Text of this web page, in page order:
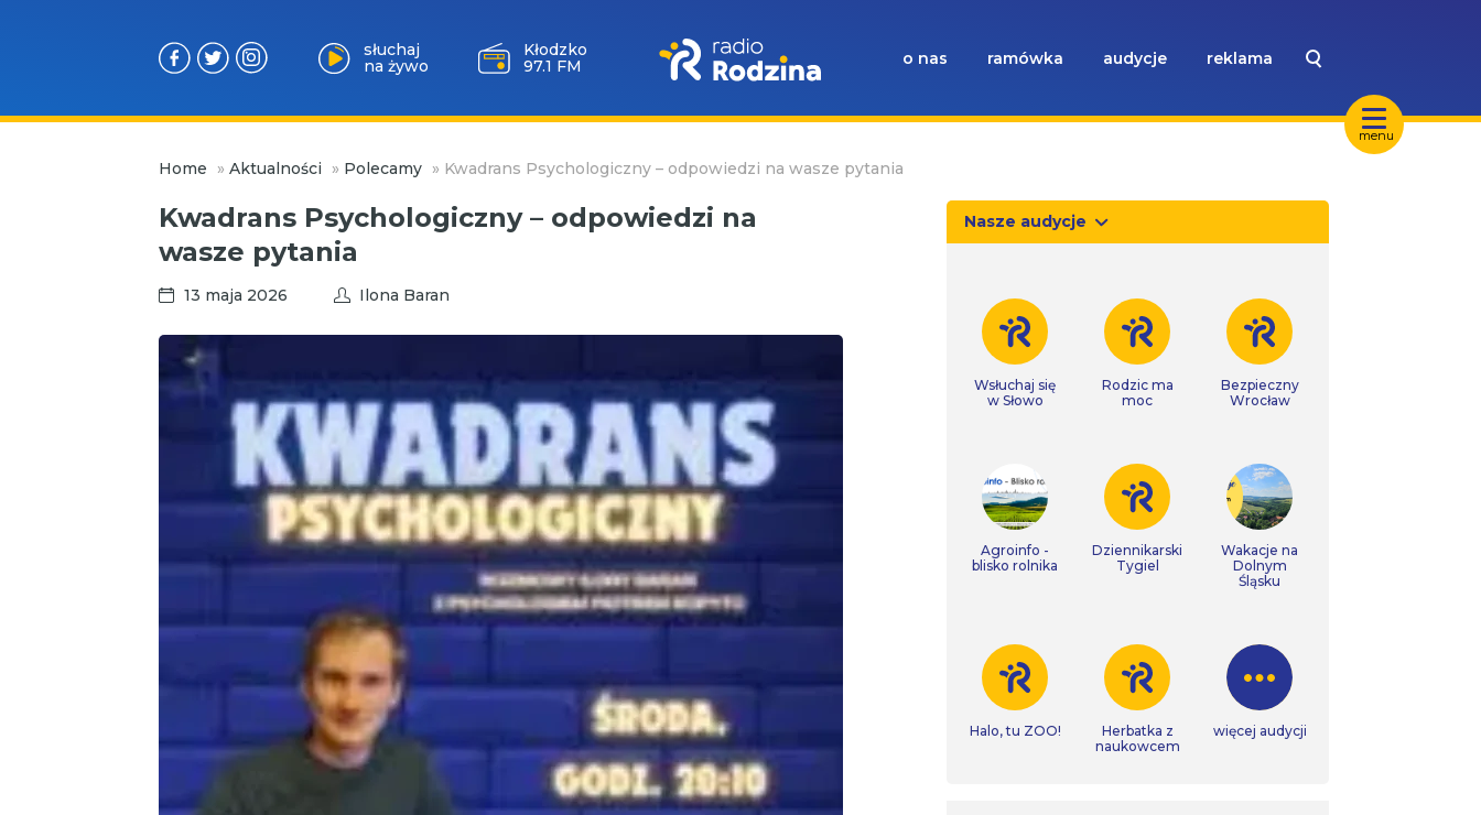
menu
słuchaj
na żywo
Wołów
99.6 FM
o nas ramówka audycje reklama
Home » Aktualności » Polecamy » Kwadrans Psychologiczny – odpowiedzi na wasze pytania
Kwadrans Psychologiczny – odpowiedzi na
wasze pytania
13 maja 2026 Ilona Baran
Nasze audycje
Wsłuchaj się
w Słowo
Rodzic ma
moc
Bezpieczny
Wrocław
Agroinfo -
blisko rolnika
Dziennikarski
Tygiel
Wakacje na
Dolnym
Śląsku
Halo, tu ZOO!
Herbatka z
naukowcem
więcej audycji